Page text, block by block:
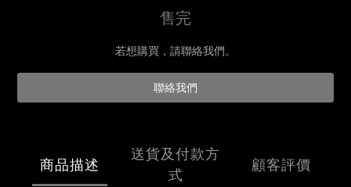
售完
若想購買，請聯絡我們。
聯絡我們
商品描述
送貨及付款方
式
顧客評價